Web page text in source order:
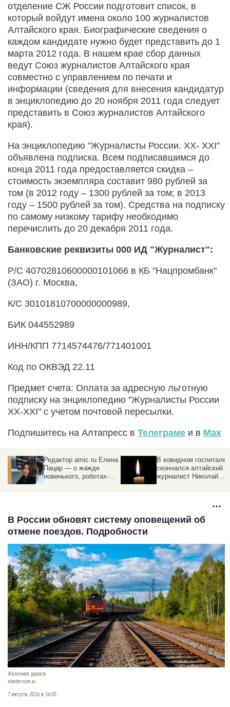
отделение СЖ России подготовит список, в
который войдут имена около 100 журналистов
Алтайского края. Биографические сведения о
каждом кандидате нужно будет представить до 1
марта 2012 года. В нашем крае сбор данных
ведут Союз журналистов Алтайского края
совместно с управлением по печати и
информации (сведения для внесения кандидатур
в энциклопедию до 20 ноября 2011 года следует
представить в Союз журналистов Алтайского
края).
На энциклопедию "Журналисты России. XX- XXI"
объявлена подписка. Всем подписавшимся до
конца 2011 года предоставляется скидка –
стоимость экземпляра составит 980 рублей за
том (в 2012 году – 1300 рублей за том; в 2013
году – 1500 рублей за том). Средства на подписку
по самому низкому тарифу необходимо
перечислить до 20 декабря 2011 года.
Банковские реквизиты 000 ИД "Журналист":
Р/С 40702810600000101066 в КБ "Нацпромбанк"
(ЗАО) г. Москва,
К/С 30101810700000000989,
БИК 044552989
ИНН/КПП 7714574476/771401001
Код по ОКВЭД 22.11
Предмет счета: Оплата за адресную льготную
подписку на энциклопедию "Журналисты России
XX-XXI" с учетом почтовой пересылки.
Подпишитесь на Алтапресс в Телеграме и в Max
Редактор amic.ru Елена
Пацар — о жажде
новенького, роботах-
В ковидном госпитале
скончался алтайский
журналист Николай
В России обновят систему оповещений об
отмене поездов. Подробности
Железная дорога.
shedevrum.ai
7 августа 2026 в 16:05